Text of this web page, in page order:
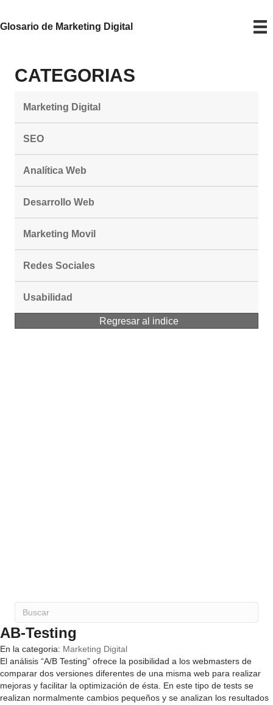
Glosario de Marketing Digital
CATEGORIAS
Marketing Digital
SEO
Analítica Web
Desarrollo Web
Marketing Movil
Redes Sociales
Usabilidad
Regresar al indice
AB-Testing
En la categoria: Marketing Digital
El análisis “A/B Testing” ofrece la posibilidad a los webmasters de
comparar dos versiones diferentes de una misma web para realizar
mejoras y facilitar la optimización de ésta. En este tipo de tests se
realizan normalmente cambios pequeños y se analizan los resultados